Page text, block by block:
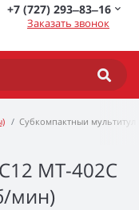
+7 (727) 293‒83‒16
Заказать звонок
Субкомпактныи мультитул
MT-402C
мин)